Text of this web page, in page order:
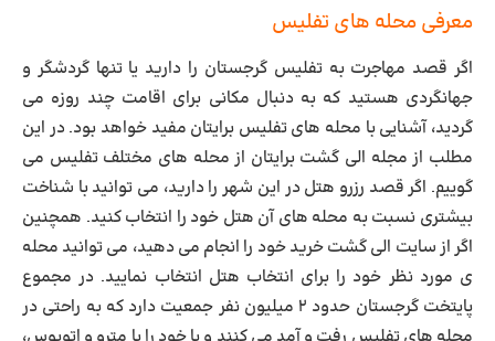
معرفی محله های تفلیس
اگر قصد مهاجرت به تفلیس گرجستان را دارید یا تنها گردشگر و
جهانگردی هستید که به دنبال مکانی برای اقامت چند روزه می
گردید، آشنایی با محله های تفلیس برایتان مفید خواهد بود. در این
مطلب از مجله الی گشت برایتان از محله های مختلف تفلیس می
گوییم. اگر قصد رزرو هتل در این شهر را دارید، می توانید با شناخت
بیشتری نسبت به محله های آن هتل خود را انتخاب کنید. همچنین
اگر از سایت الی گشت خرید خود را انجام می دهید، می توانید محله
ی مورد نظر خود را برای انتخاب هتل انتخاب نمایید. در مجموع
پایتخت گرجستان حدود ۲ میلیون نفر جمعیت دارد که به راحتی در